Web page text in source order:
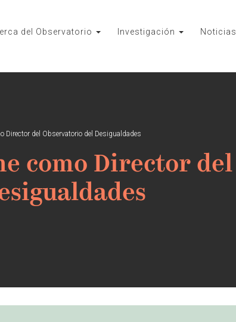
del Observatorio Investigación Noticias
Director del Observatorio del Desigualdades
como Director del